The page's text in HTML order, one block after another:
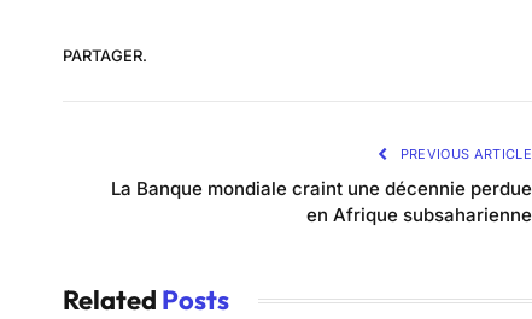
PARTAGER.
PREVIOUS ARTICLE
La Banque mondiale craint une décennie perdue
en Afrique subsaharienne
Related Posts